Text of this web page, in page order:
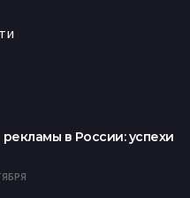
в России: успехи